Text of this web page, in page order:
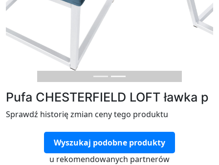
Pufa CHESTERFIELD LOFT ławka p
Sprawdź historię zmian ceny tego produktu
Wyszukaj podobne produkty
u rekomendowanych partnerów